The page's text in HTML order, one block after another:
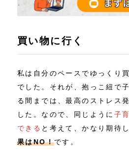
買い物に行く
私は自分のペースでゆっくり
でした。それが、抱っこ紐で
る間までは、最高のストレス
した。なので、同じように 子
できる と考えて、かなり期待
果はNO！です。